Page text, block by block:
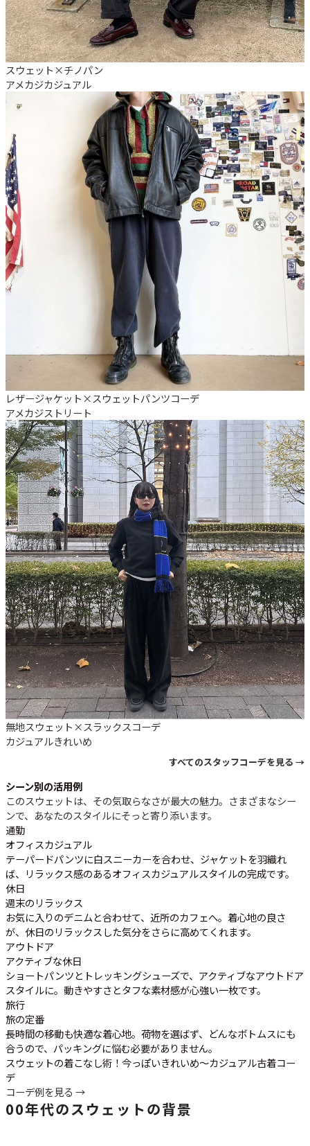
スウェット×チノパン
アメカジカジュアル
レザージャケット×スウェットパンツコーデ
アメカジストリート
無地スウェット×スラックスコーデ
カジュアルきれいめ
すべてのスタッフコーデを見る →
シーン別の活用例
このスウェットは、その気取らなさが最大の魅力。さまざまなシー
ンで、あなたのスタイルにそっと寄り添います。
通勤
オフィスカジュアル
テーパードパンツに白スニーカーを合わせ、ジャケットを羽織れ
ば、リラックス感のあるオフィスカジュアルスタイルの完成です。
休日
週末のリラックス
お気に入りのデニムと合わせて、近所のカフェへ。着心地の良さ
が、休日のリラックスした気分をさらに高めてくれます。
アウトドア
アクティブな休日
ショートパンツとトレッキングシューズで、アクティブなアウトドア
スタイルに。動きやすさとタフな素材感が心強い一枚です。
旅行
旅の定番
長時間の移動も快適な着心地。荷物を選ばず、どんなボトムスにも
合うので、パッキングに悩む必要がありません。
スウェットの着こなし術！今っぽいきれいめ～カジュアル古着コー
デ
コーデ例を見る →
00年代のスウェットの背景